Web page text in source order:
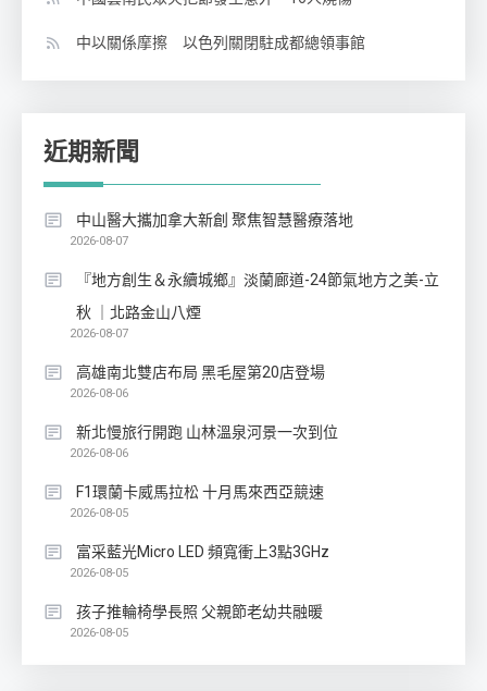
中以關係摩擦 以色列關閉駐成都總領事館
近期新聞
中山醫大攜加拿大新創 聚焦智慧醫療落地
2026-08-07
『地方創生＆永續城鄉』淡蘭廊道-24節氣地方之美-立
秋 ｜北路金山八煙
2026-08-07
高雄南北雙店布局 黑毛屋第20店登場
2026-08-06
新北慢旅行開跑 山林溫泉河景一次到位
2026-08-06
F1環蘭卡威馬拉松 十月馬來西亞競速
2026-08-05
富采藍光Micro LED 頻寬衝上3點3GHz
2026-08-05
孩子推輪椅學長照 父親節老幼共融暖
2026-08-05